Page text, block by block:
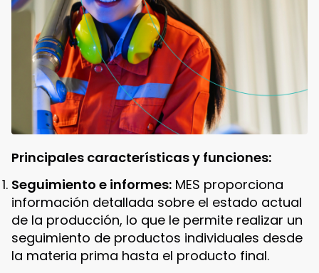
Principales características y funciones:
Seguimiento e informes: MES proporciona
información detallada sobre el estado actual
de la producción, lo que le permite realizar un
seguimiento de productos individuales desde
la materia prima hasta el producto final.